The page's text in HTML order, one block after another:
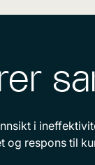
i
og respons til